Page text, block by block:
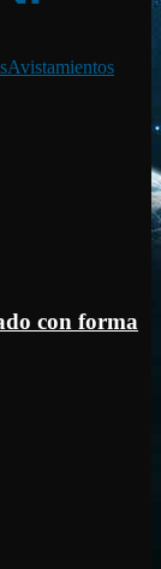
Avistamientos
con forma